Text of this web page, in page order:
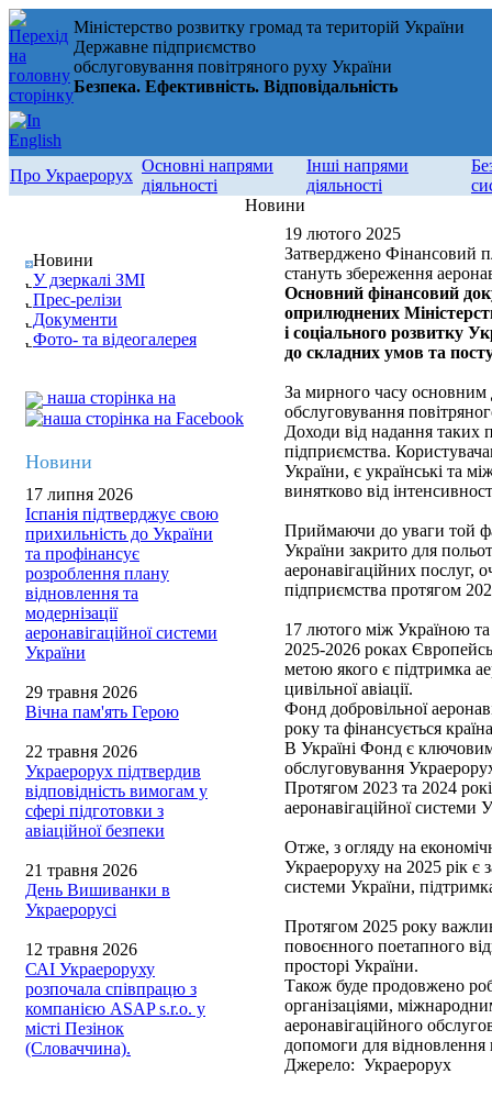
Міністерство розвитку громад та територій України
Державне підприємство
обслуговування повітряного руху України
Безпека. Ефективність. Відповідальність
Про Украерорух
Основні напрями
діяльності
Інші напрями
діяльності
Новини
У дзеркалі ЗМІ
Прес-релізи
Документи
Фото- та відеогалерея
наша сторінка на
Новини
17 липня 2026
Іспанія підтверджує свою
прихильність до України
та профінансує
розроблення плану
відновлення та
модернізації
аеронавігаційної системи
України
29 травня 2026
Вічна пам'ять Герою
22 травня 2026
Украерорух підтвердив
відповідність вимогам у
сфері підготовки з
авіаційної безпеки
21 травня 2026
День Вишиванки в
Украерорусі
12 травня 2026
САІ Украероруху
розпочала співпрацю з
компанією ASAP s.r.o. у
місті Пезінок
(Словаччина).
Новини
19 лютого 2025
Затверджено Фінансовий
стануть збереження
Основний фінансовий
оприлюднених
і соціального розвитку
до складних умов та
За мирного часу основним
обслуговування
Доходи від надання таких
підприємства.
України, є українські та
винятково від
Приймаючи до уваги той
України закрито для
аеронавігаційних послуг,
підприємства протягом
17 лютого між Україною
2025-2026 роках
метою якого є підтримка
цивільної авіації.
Фонд добровільної
року та фінансується
В Україні Фонд є
обслуговування
Протягом 2023 та 2024
аеронавігаційної системи
Отже, з огляду на
Украероруху на 2025 рік є
системи України,
Протягом 2025 року
повоєнного поетапного
просторі України.
Також буде продовжено
організаціями,
аеронавігаційного
допомоги для
Джерело: Украерорух